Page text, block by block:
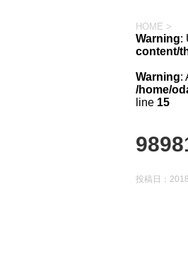
HOME >
Warning:
content/
Warning:
/home/
line 15
投稿日：